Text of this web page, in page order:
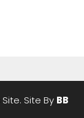
Site. Site By BB